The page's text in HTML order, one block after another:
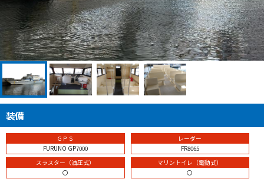
装備
ＧＰＳ
FURUNO GP7000
レーダー
FR8065
スラスター（油圧式）
〇
マリントイレ（電動式）
〇